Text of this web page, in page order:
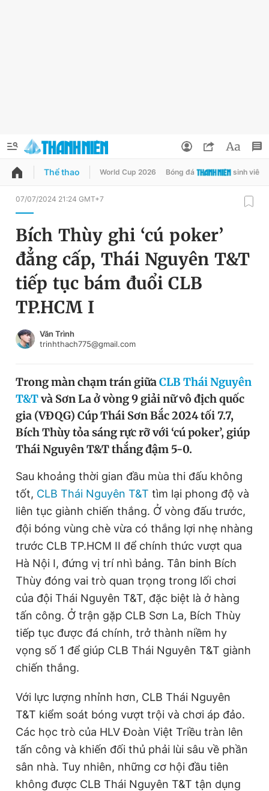
QUẢNG CÁO ĐẶT BÁO
Chuyên mục
Chuyên mục khác
Chào ngày mới
Tin thị trường Tin 360
Video Magazine
Sản phẩm khác
Tiện ích Bạn cần biết
Thông tin tòa soạn Liên hệ quảng cáo
Đọc Thanh Niên trên điện thoại
Theo dõi báo trên
0906 645 777 0908 780 404
Đặt báo Quảng cáo RSS Tòa soạn Chính sách bảo
Tổng biên tập: Nguyễn Ngọc Toàn
Phó tổng biên tập thường trực: Hải Thành
Phó tổng biên tập: Lâm Hiếu Dũng
Phó tổng biên tập: Trần Việt Hưng
Đổi mật khẩu
Tin đã lưu
Tin đã xem
Đăng xuất
Thể thao World Cup 2026 Bóng đá sinh viên
07/07/2024 21:24 GMT+7
Bích Thùy ghi ‘cú poker’
đẳng cấp, Thái Nguyên T&T
tiếp tục bám đuổi CLB
TP.HCM I
Văn Trình
trinhthach775@gmail.com
Trong màn chạm trán giữaCLB Thái Nguyên
T&Tvà Sơn La ở vòng 9 giải nữ vô địch quốc
gia (VĐQG) Cúp Thái Sơn Bắc 2024 tối 7.7,
Bích Thùy tỏa sáng rực rỡ với ‘cú poker’, giúp
Thái Nguyên T&T thắng đậm 5-0.
Sau khoảng thời gian đầu mùa thi đấu không
tốt, CLB Thái Nguyên T&T tìm lại phong độ và
liên tục giành chiến thắng. Ở vòng đấu trước,
đội bóng vùng chè vừa có thắng lợi nhẹ nhàng
trước CLB TP.HCM II để chính thức vượt qua
Hà Nội I, đứng vị trí nhì bảng. Tân binh Bích
Thùy đóng vai trò quan trọng trong lối chơi
của đội Thái Nguyên T&T, đặc biệt là ở hàng
tấn công. Ở trận gặp CLB Sơn La, Bích Thùy
tiếp tục được đá chính, trở thành niềm hy
vọng số 1 để giúp CLB Thái Nguyên T&T giành
chiến thắng.
Với lực lượng nhỉnh hơn, CLB Thái Nguyên
T&T kiểm soát bóng vượt trội và chơi áp đảo.
Các học trò của HLV Đoàn Việt Triều tràn lên
tấn công và khiến đối thủ phải lùi sâu về phần
sân nhà. Tuy nhiên, những cơ hội đầu tiên
không được CLB Thái Nguyên T&T tận dụng